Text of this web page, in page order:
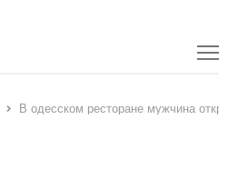
В одесском ресторане мужчина